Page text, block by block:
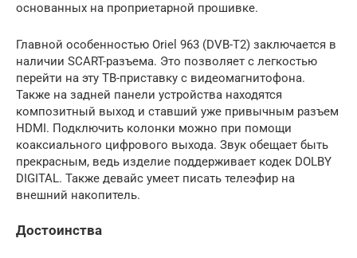
основанных на проприетарной прошивке.
Главной особенностью Oriel 963 (DVB-T2) заключается в
наличии SCART-разъема. Это позволяет с легкостью
перейти на эту ТВ-приставку с видеомагнитофона.
Также на задней панели устройства находятся
композитный выход и ставший уже привычным разъем
HDMI. Подключить колонки можно при помощи
коаксиального цифрового выхода. Звук обещает быть
прекрасным, ведь изделие поддерживает кодек DOLBY
DIGITAL. Также девайс умеет писать телеэфир на
внешний накопитель.
Достоинства